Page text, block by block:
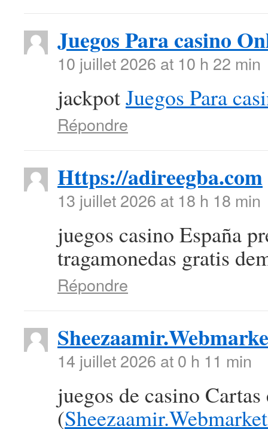
Juegos Para casino
10 juillet 2026 at 10 h 22 min
jackpotJuegos Para
Répondre
Https://adireegba.com
13 juillet 2026 at 18 h 18 min
juegos casino España
tragamonedas gratis
Répondre
14 juillet 2026 at 0 h 11 min
juegos de casino Cartas
(